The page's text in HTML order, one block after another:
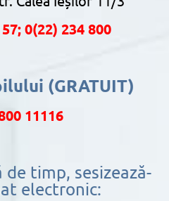
0(22) 234 800
(GRATUIT)
11116
de timp, sesizează-
electronic: